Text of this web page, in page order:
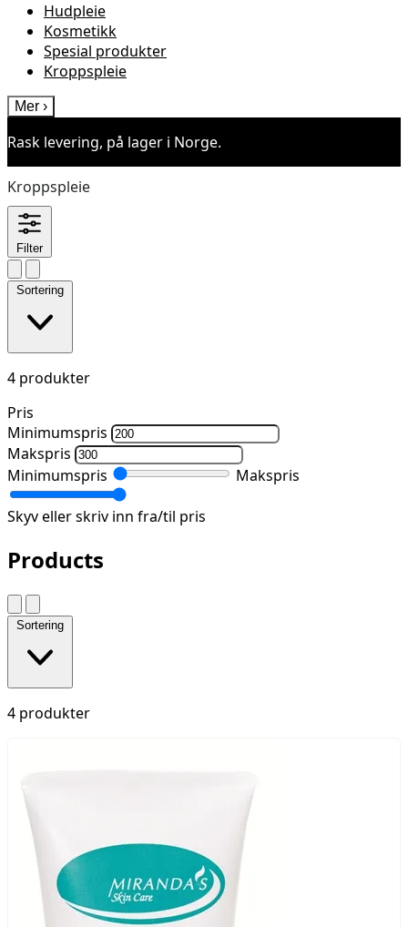
Hudpleie
Kosmetikk
Spesial produkter
Kroppspleie
Mer ›
Rask levering, på lager i Norge.
Kroppspleie
Filter
Sortering
4 produkter
Pris
Minimumspris
Makspris
Minimumspris
Makspris
Skyv eller skriv inn fra/til pris
Products
Sortering
4 produkter